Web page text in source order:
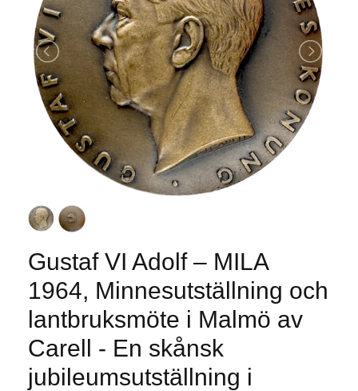
Gustaf VI Adolf – MILA
1964, Minnesutställning och
lantbruksmöte i Malmö av
Carell - En skånsk
jubileumsutställning i